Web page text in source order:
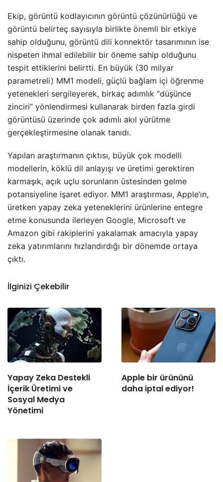
Ekip, görüntü kodlayıcının görüntü çözünürlüğü ve
görüntü belirteç sayısıyla birlikte önemli bir etkiye
sahip olduğunu, görüntü dili konnektör tasarımının ise
nispeten ihmal edilebilir bir öneme sahip olduğunu
tespit ettiklerini belirtti. En büyük (30 milyar
parametreli) MM1 modeli, güçlü bağlam içi öğrenme
yetenekleri sergileyerek, birkaç adımlık “düşünce
zinciri” yönlendirmesi kullanarak birden fazla girdi
görüntüsü üzerinde çok adımlı akıl yürütme
gerçekleştirmesine olanak tanıdı.
Yapılan araştırmanın çıktısı, büyük çok modelli
modellerin, köklü dil anlayışı ve üretimi gerektiren
karmaşık, açık uçlu sorunların üstesinden gelme
potansiyeline işaret ediyor. MM1 araştırması, Apple’ın,
üretken yapay zeka yeteneklerini ürünlerine entegre
etme konusunda ilerleyen Google, Microsoft ve
Amazon gibi rakiplerini yakalamak amacıyla yapay
zeka yatırımlarını hızlandırdığı bir dönemde ortaya
çıktı.
İlginizi Çekebilir
Yapay Zeka Destekli
İçerik Üretimi ve
Sosyal Medya
Yönetimi
Apple bir ürününü
daha iptal ediyor!